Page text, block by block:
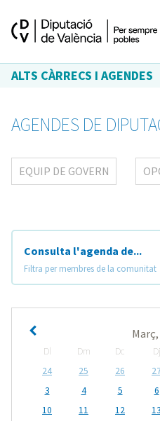
ALTS CÀRRECS I AGENDES
AGENDES DE
EQUIP DE GOVERN
Consulta l'agenda de...
Filtra per membres de la comunitat
Dl Dm Dc Dj
24
25 26
3
4 5 6
10
11 12 13